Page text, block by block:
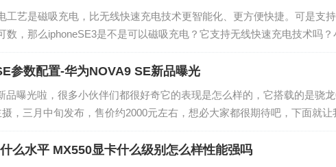
工艺是磁吸充电，比无线快速充电技术更智能化、更方便快捷。可是支
数，那么iphoneSE3是不是可以磁吸充电？它支持无线快速充电技术吗？
推荐给各位哦! iphoneSE3支持…
参数配置-华为NOVA9 SE新品曝光
品曝光啦，很多小伙伴们都很好奇它的表现是怎么样的，它搭载的是骁
，三月中旬发布，售价约2000元左右，想必大家都很期待吧，下面就让
参数配置情况吧。 性能方面…
么水平 MX550显卡什么级别怎么样性能强吗